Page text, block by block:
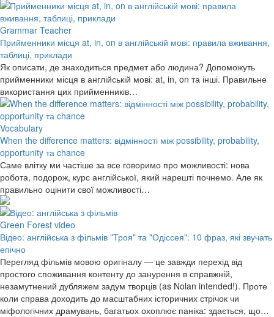
Grammar Teacher
Прийменники місця at, in, on в англійській мові: правила вживання,
таблиці, приклади
Як описати, де знаходиться предмет або людина? Допоможуть
прийменники місця в англійській мові: at, in, on та інші. Правильне
використання цих прийменників…
Vocabulary
When the difference matters: відмінності між possibility, probability,
opportunity та chance
Саме влітку ми частіше за все говоримо про можливості: нова
робота, подорож, курс англійської, який нарешті почнемо. Але як
правильно оцінити свої можливості…
Green Forest video
Відео: англійська з фільмів "Троя" та "Одіссея": 10 фраз, які звучать
епічно
Перегляд фільмів мовою оригіналу — це завжди перехід від
простого споживання контенту до занурення в справжній,
незамутнений дубляжем задум творців (as Nolan intended!). Проте
коли справа доходить до масштабних історичних стрічок чи
міфологічних драмувань, багатьох охоплює паніка: здається, що…